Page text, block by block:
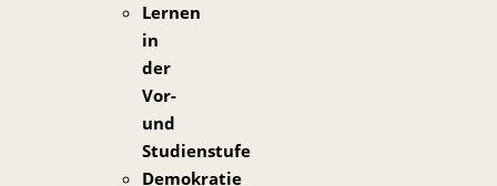
Lernen
in
der
Vor-
und
Studienstufe
Demokratie